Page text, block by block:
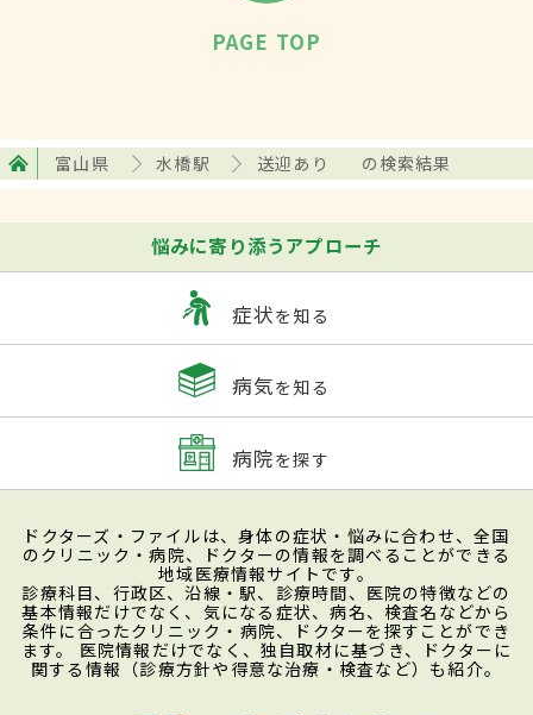
PAGE TOP
富山県 水橋駅 送迎あり の検索結果
悩みに寄り添うアプローチ
症状を知る
病気を知る
病院を探す
ドクターズ・ファイルは、身体の症状・悩みに合わせ、全国
のクリニック・病院、ドクターの情報を調べることができる
地域医療情報サイトです。
診療科目、行政区、沿線・駅、診療時間、医院の特徴などの
基本情報だけでなく、気になる症状、病名、検査名などから
条件に合ったクリニック・病院、ドクターを探すことができ
ます。 医院情報だけでなく、独自取材に基づき、ドクターに
関する情報（診療方針や得意な治療・検査など）も紹介。